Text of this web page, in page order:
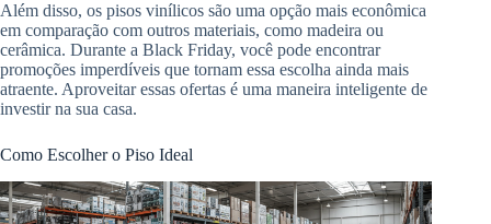
Além disso, os pisos vinílicos são uma opção mais econômica
em comparação com outros materiais, como madeira ou
cerâmica. Durante a Black Friday, você pode encontrar
promoções imperdíveis que tornam essa escolha ainda mais
atraente. Aproveitar essas ofertas é uma maneira inteligente de
investir na sua casa.
Como Escolher o Piso Ideal